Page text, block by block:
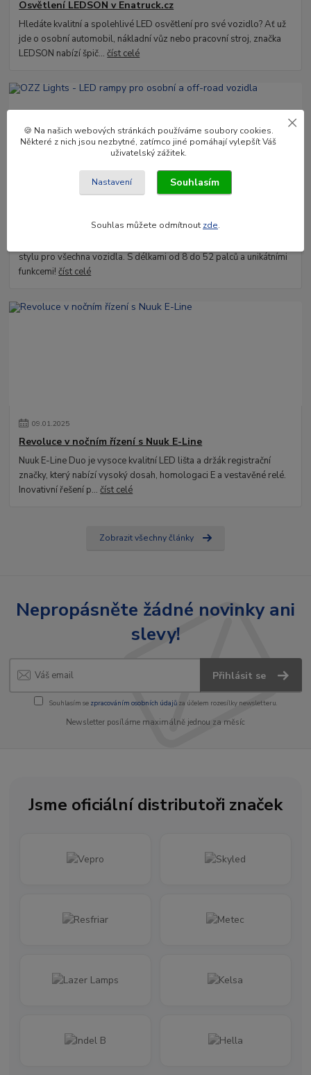
Osvětlení LEDSON v Enatruck.cz
Hledáte kvalitní a spolehlivé LED osvětlení pro své vozidlo? Ať už
jde o osobní automobil, nákladní vůz nebo pracovní stroj, značka
LEDSON nabízí špič...číst celé
OZZ Lights - LED rampy pro osobní a off-road vozidla
stylu pro všechna vozidla. S délkami od 8 do 52 palců a unikátními
funkcemi!číst celé
09.01.2025
Revoluce v nočním řízení s Nuuk E-Line
Nuuk E-Line Duo je vysoce kvalitní LED lišta a držák registrační
značky, který nabízí vysoký dosah, homologaci E a vestavěné relé.
Inovativní řešení p...číst celé
Zobrazit všechny články
Nepropásněte žádné novinky ani
slevy!
Přihlásit se
Souhlasím se zpracováním osobních údajůza účelem rozesílky newsletteru.
Newsletter posíláme maximálně jednou za měsíc
Jsme oficiální distributoři značek
🍪 Na našich webových stránkách používáme soubory cookies.
Některé z nich jsou nezbytné, zatímco jiné pomáhají vylepšít Váš
uživatelský zážitek.
Nastavení Souhlasím
Souhlas můžete odmítnout zde.